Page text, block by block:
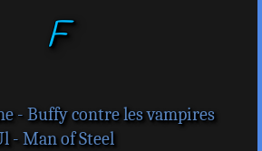
F
- Buffy contre les vampires
- Man of Steel